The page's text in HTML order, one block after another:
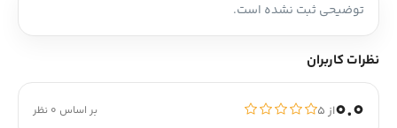
توضیحی ثبت نشده است.
نظرات کاربران
0.0از ۵ بر اساس 0 نظر